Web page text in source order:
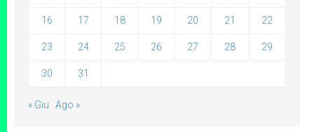
16 17 18 19 20 21 22
23 24 25 26 27 28 29
30 31
« Giu Ago »